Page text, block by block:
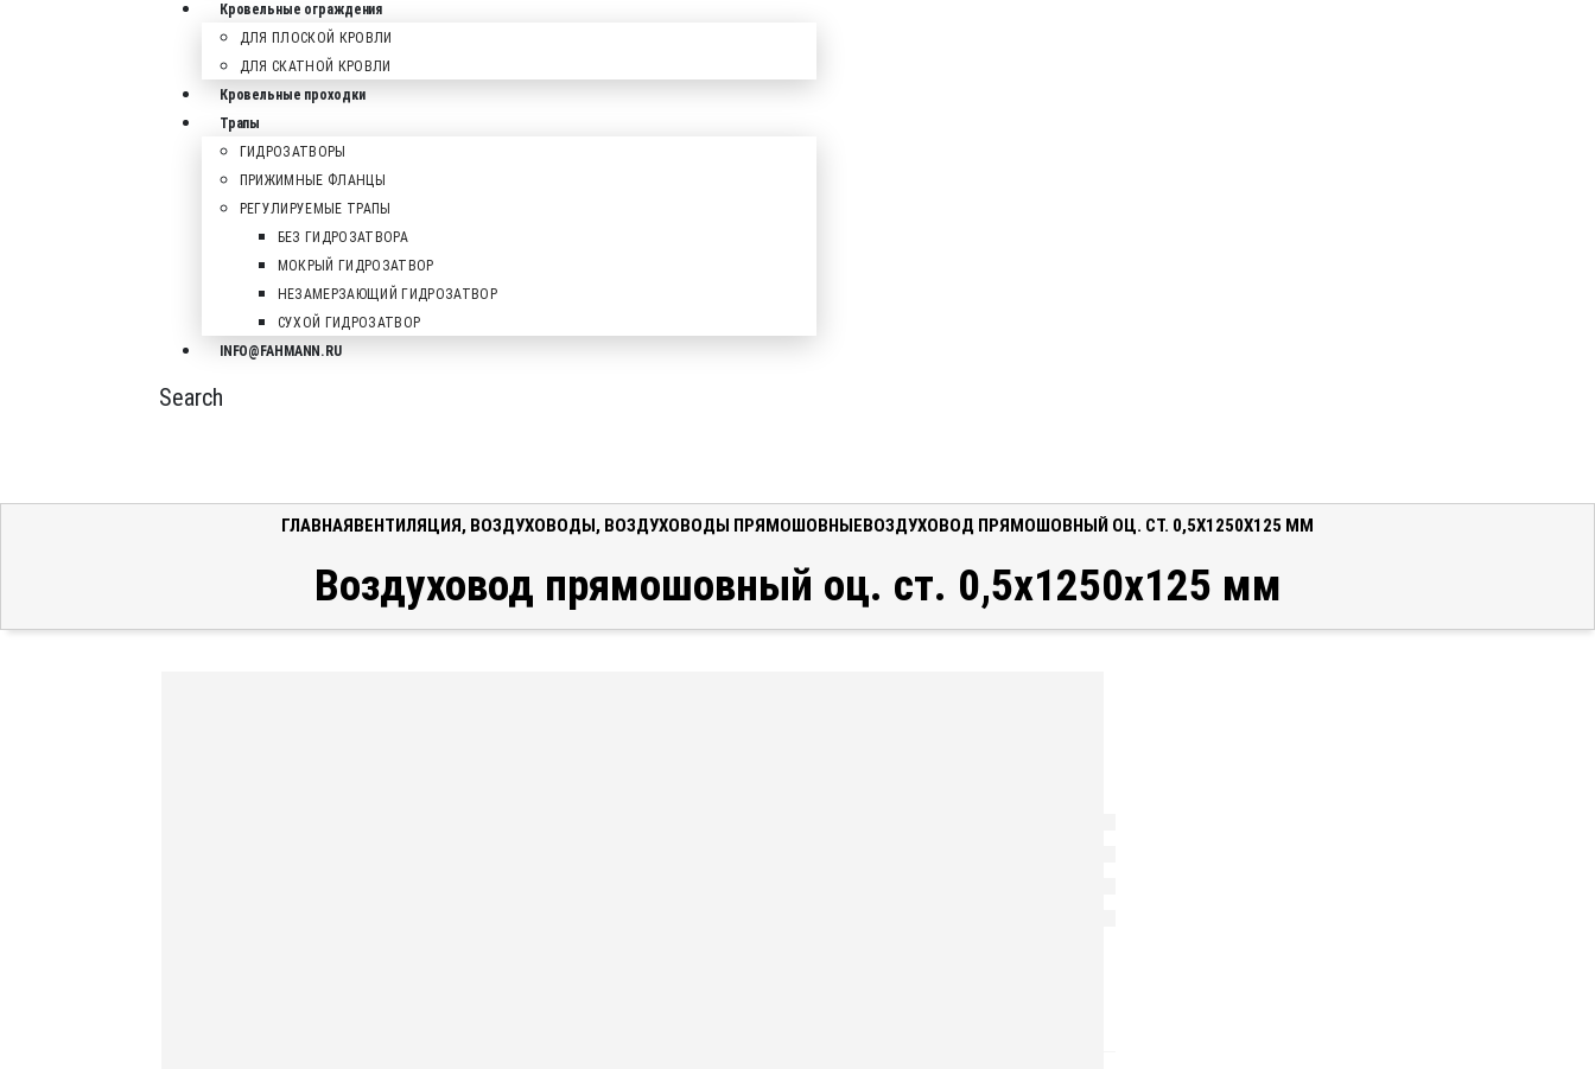
Кровельные ограждения
ДЛЯ ПЛОСКОЙ КРОВЛИ
ДЛЯ СКАТНОЙ КРОВЛИ
Кровельные проходки
Трапы
ГИДРОЗАТВОРЫ
ПРИЖИМНЫЕ ФЛАНЦЫ
РЕГУЛИРУЕМЫЕ ТРАПЫ
БЕЗ ГИДРОЗАТВОРА
МОКРЫЙ ГИДРОЗАТВОР
НЕЗАМЕРЗАЮЩИЙ ГИДРОЗАТВОР
СУХОЙ ГИДРОЗАТВОР
INFO@FAHMANN.RU
Search
ГЛАВНАЯВЕНТИЛЯЦИЯ, ВОЗДУХОВОДЫ, ВОЗДУХОВОДЫ ПРЯМОШОВНЫЕВОЗДУХОВОД ПРЯМОШОВНЫЙ ОЦ. СТ. 0,5X1250X125 ММ
Воздуховод прямошовный оц. ст. 0,5x1250x125 мм